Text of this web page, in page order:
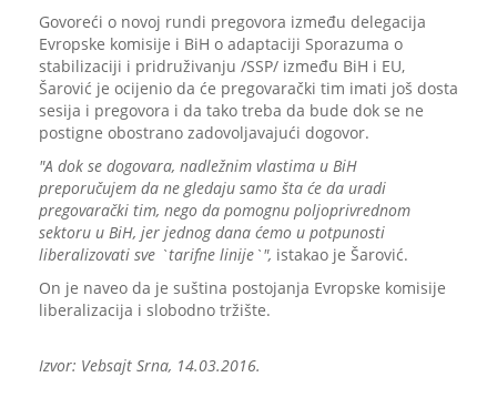
Govoreći o novoj rundi pregovora između delegacija
Evropske komisije i BiH o adaptaciji Sporazuma o
stabilizaciji i pridruživanju /SSP/ između BiH i EU,
Šarović je ocijenio da će pregovarački tim imati još dosta
sesija i pregovora i da tako treba da bude dok se ne
postigne obostrano zadovoljavajući dogovor.
"A dok se dogovara, nadležnim vlastima u BiH
preporučujem da ne gledaju samo šta će da uradi
pregovarački tim, nego da pomognu poljoprivrednom
sektoru u BiH, jer jednog dana ćemo u potpunosti
liberalizovati sve `tarifne linije`", istakao je Šarović.
On je naveo da je suština postojanja Evropske komisije
liberalizacija i slobodno tržište.
Izvor: Vebsajt Srna, 14.03.2016.